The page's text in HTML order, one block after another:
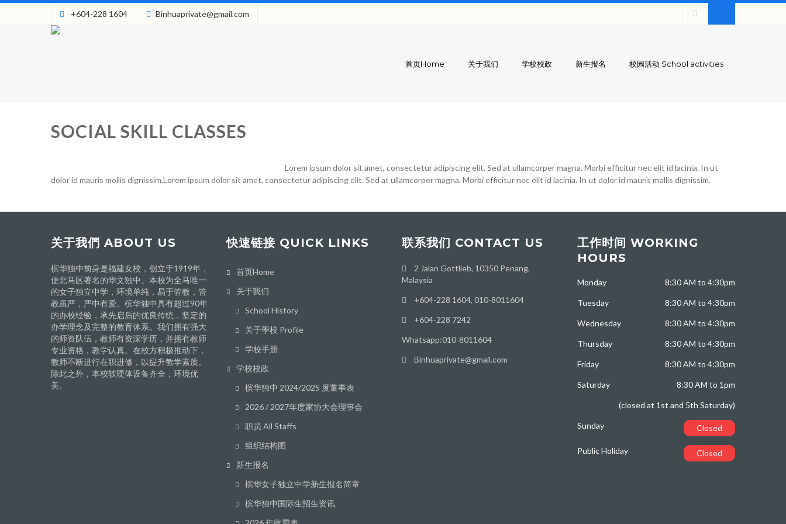
+604-228 1604 Binhuaprivate@gmail.com
首页Home 关于我们 学校校政 新生报名 校园活动 School activities
SOCIAL SKILL CLASSES
Lorem ipsum dolor sit amet, consectetur adipiscing elit. Sed at ullamcorper magna. Morbi efficitur nec elit id lacinia. In ut
dolor id mauris mollis dignissim.Lorem ipsum dolor sit amet, consectetur adipiscing elit. Sed at ullamcorper magna. Morbi efficitur nec elit id lacinia. In ut dolor id mauris mollis dignissim.
关于我們 ABOUT US
槟华独中前身是福建女校，创立于1919年，
使北马区著名的华文独中。本校为全马唯一
的女子独立中学，环境单纯，易于管教，管
教虽严，严中有爱。槟华独中具有超过90年
的办校经验，承先启后的优良传统，坚定的
办学理念及完整的教育体系。我们拥有强大
的师资队伍，教师有资深学历，并拥有教师
专业资格，教学认真。在校方积极推动下，
教师不断进行在职进修，以提升教学素质。
除此之外，本校软硬体设备齐全，环境优
美。
快速链接 QUICK LINKS
首页Home
关于我们
School History
关于學校 Profile
学校手册
学校校政
槟华独中 2024/2025 度董事表
2026 / 2027年度家协大会理事会
职员 All Staffs
组织结构图
新生报名
槟华女子独立中学新生报名简章
槟华独中国际生招生资讯
联系我们 CONTACT US
2 Jalan Gottlieb, 10350 Penang,
Malaysia
+604-228 1604, 010-8011604
+604-228 7242
Whatsapp:010-8011604
Binhuaprivate@gmail.com
工作时间 WORKING
HOURS
Monday 8:30 AM to 4:30pm
Tuesday 8:30 AM to 4:30pm
Wednesday 8:30 AM to 4:30pm
Thursday 8:30 AM to 4:30pm
Friday 8:30 AM to 4:30pm
Saturday 8:30 AM to 1pm
(closed at 1st and 5th Saturday)
Sunday Closed
Public Holiday Closed